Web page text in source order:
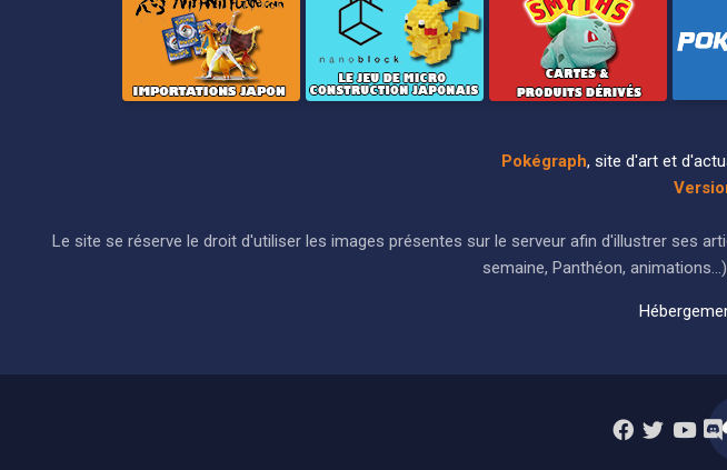
Pokégraph, site d'art et
Le site se réserve le droit d'utiliser les images présentes sur le serveur afin d'illustrer ses
semaine, Panthéon,